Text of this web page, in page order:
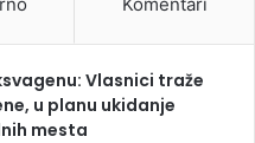
Vlasnici traže
u planu ukidanje
mesta